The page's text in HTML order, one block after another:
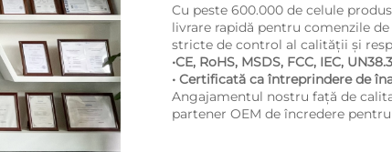
Cu peste 600.000 de celule
livrare rapidă pentru comenzile
stricte de control al calității și
•CE, RoHS, MSDS, FCC, IEC, UN38.3
• Certificată ca întreprindere de
Angajamentul nostru față de
partener OEM de încredere